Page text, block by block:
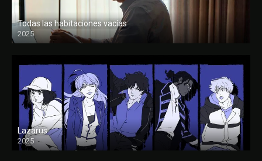
Todas las habitaciones vacías
2025
FULL HD
Lazarus
2025